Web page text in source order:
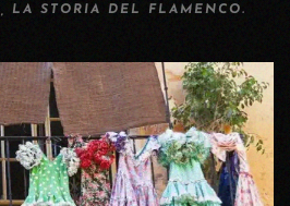
LA STORIA DEL FLAMENCO.